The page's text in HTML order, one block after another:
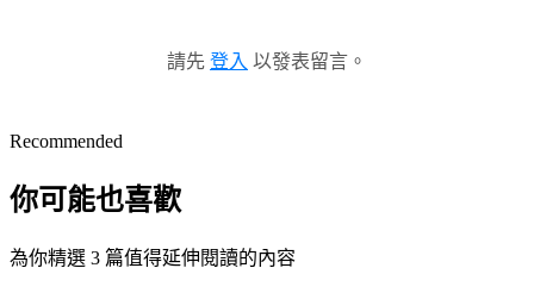
請先 登入 以發表留言。
Recommended
你可能也喜歡
為你精選 3 篇值得延伸閱讀的內容